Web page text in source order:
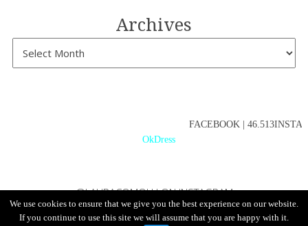
Archives
FACEBOOK |
OkDress
@LAURACOMOLLI ON INSTAGRAM
We use cookies to ensure that we give you the best experience on our website.
If you continue to use this site we will assume that you are happy with it.